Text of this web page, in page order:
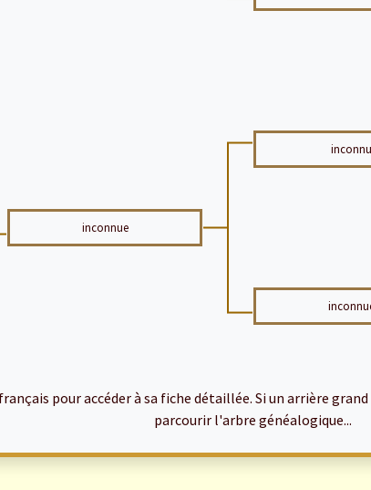
inconnu
inconnue
pour accéder à sa fiche détaillée. Si un arrière
parcourir l'arbre généalogique...